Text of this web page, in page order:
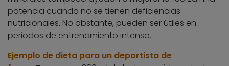
potencia cuando no se tienen deficiencias
nutricionales. No obstante, pueden ser útiles en
periodos de entrenamiento intenso.
Ejemplo de dieta para un deportista de